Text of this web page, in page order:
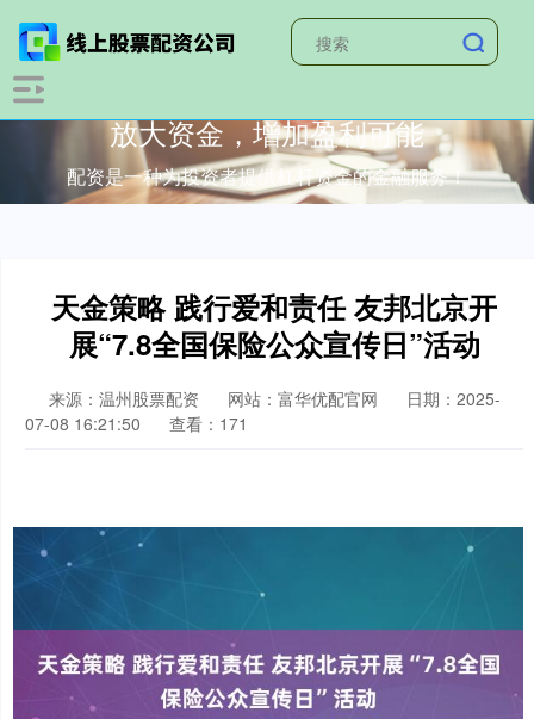
放大资金，增加盈利可能
配资是一种为投资者提供杠杆资金的金融服务！
天金策略 践行爱和责任 友邦北京开
展“7.8全国保险公众宣传日”活动
来源：温州股票配资 网站：富华优配官网
日期：2025-
07-08 16:21:50
查看：171